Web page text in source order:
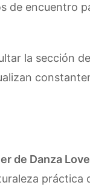
de encuentro
la sección
de Danza
práctica